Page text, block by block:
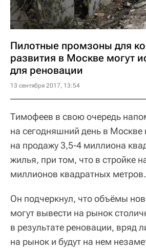
Пилотные промзоны для
развития в Москве могут
для реновации
13 сентября 2017, 13:54
Тимофеев в свою очередь
на сегодняшний день в Москве
на продажу 3,5-4 миллиона
жилья, при том, что в стройке
миллионов квадратных метров.
Он подчеркнул, что объёмы
могут вывести на рынок
в результате реновации, вряд
на рынок и будут на нем